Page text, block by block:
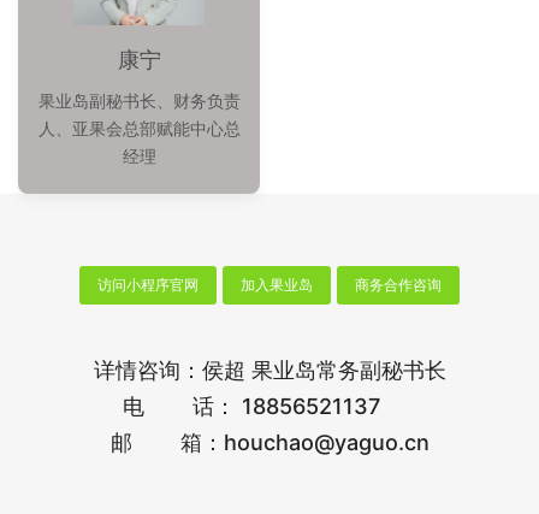
康宁
果业岛副秘书长、财务负责
人、亚果会总部赋能中心总
经理
访问小程序官网 加入果业岛 商务合作咨询
详情咨询：侯超 果业岛常务副秘书长
电 话： 18856521137
邮 箱：houchao@yaguo.cn